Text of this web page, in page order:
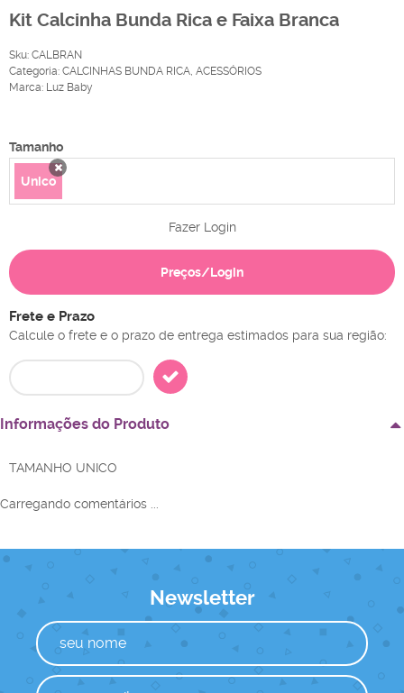
Kit Calcinha Bunda Rica e Faixa Branca
Sku: CALBRAN
Categoria: CALCINHAS BUNDA RICA, ACESSÓRIOS
Marca: Luz Baby
Tamanho
Unico
x
Fazer Login
Preços/Login
Frete e Prazo
Calcule o frete e o prazo de entrega estimados para sua região:
Informações do Produto
TAMANHO UNICO
Carregando comentários ...
Newsletter